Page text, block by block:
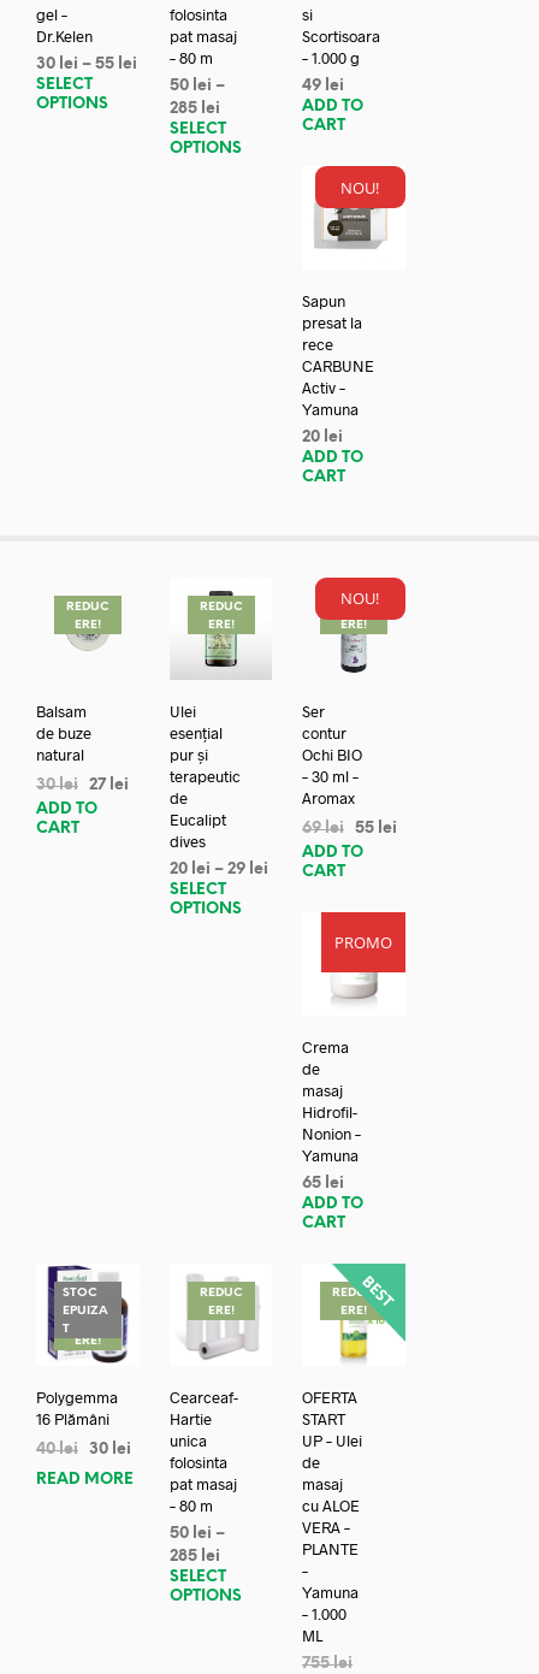
gel –
Dr.Kelen
30 lei – 55 lei
SELECT
OPTIONS
folosinta
pat masaj
– 80 m
50 lei –
285 lei
SELECT
OPTIONS
si
Scortisoara
– 1.000 g
49 lei
ADD TO
CART
NOU!
Sapun
presat la
rece
CARBUNE
Activ –
Yamuna
20 lei
ADD TO
CART
REDUC
ERE!
Balsam
de buze
natural
30lei 27 lei
ADD TO
CART
REDUC
ERE!
Ulei
esențial
pur și
terapeutic
de
Eucalipt
dives
20 lei – 29 lei
SELECT
OPTIONS
NOU!
REDUC
ERE!
Ser
contur
Ochi BIO
– 30 ml –
Aromax
69lei 55 lei
ADD TO
CART
PROMO
Crema
de
masaj
Hidrofil-
Nonion –
Yamuna
65 lei
ADD TO
CART
STOC
EPUIZA
TREDUC
ERE!
Polygemma
16 Plămâni
40lei 30 lei
READ MORE
REDUC
ERE!
Cearceaf-
Hartie
unica
folosinta
pat masaj
– 80 m
50 lei –
285 lei
SELECT
OPTIONS
REDUC
ERE!
OFERTA
START
UP – Ulei
de
masaj
cu ALOE
VERA –
PLANTE
–
Yamuna
– 1.000
ML
755lei